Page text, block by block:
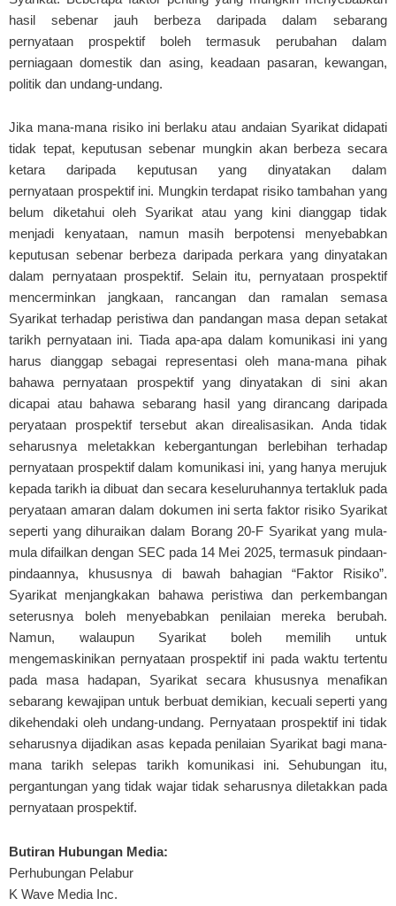
hasil sebenar jauh berbeza daripada dalam sebarang
pernyataan prospektif boleh termasuk perubahan dalam
perniagaan domestik dan asing, keadaan pasaran, kewangan,
politik dan undang-undang.
Jika mana-mana risiko ini berlaku atau andaian Syarikat didapati
tidak tepat, keputusan sebenar mungkin akan berbeza secara
ketara daripada keputusan yang dinyatakan dalam
pernyataan prospektif ini. Mungkin terdapat risiko tambahan yang
belum diketahui oleh Syarikat atau yang kini dianggap tidak
menjadi kenyataan, namun masih berpotensi menyebabkan
keputusan sebenar berbeza daripada perkara yang dinyatakan
dalam pernyataan prospektif. Selain itu, pernyataan prospektif
mencerminkan jangkaan, rancangan dan ramalan semasa
Syarikat terhadap peristiwa dan pandangan masa depan setakat
tarikh pernyataan ini. Tiada apa-apa dalam komunikasi ini yang
harus dianggap sebagai representasi oleh mana-mana pihak
bahawa pernyataan prospektif yang dinyatakan di sini akan
dicapai atau bahawa sebarang hasil yang dirancang daripada
peryataan prospektif tersebut akan direalisasikan. Anda tidak
seharusnya meletakkan kebergantungan berlebihan terhadap
pernyataan prospektif dalam komunikasi ini, yang hanya merujuk
kepada tarikh ia dibuat dan secara keseluruhannya tertakluk pada
peryataan amaran dalam dokumen ini serta faktor risiko Syarikat
seperti yang dihuraikan dalam Borang 20-F Syarikat yang mula-
mula difailkan dengan SEC pada 14 Mei 2025, termasuk pindaan-
pindaannya, khususnya di bawah bahagian “Faktor Risiko”.
Syarikat menjangkakan bahawa peristiwa dan perkembangan
seterusnya boleh menyebabkan penilaian mereka berubah.
Namun, walaupun Syarikat boleh memilih untuk
mengemaskinikan pernyataan prospektif ini pada waktu tertentu
pada masa hadapan, Syarikat secara khususnya menafikan
sebarang kewajipan untuk berbuat demikian, kecuali seperti yang
dikehendaki oleh undang-undang. Pernyataan prospektif ini tidak
seharusnya dijadikan asas kepada penilaian Syarikat bagi mana-
mana tarikh selepas tarikh komunikasi ini. Sehubungan itu,
pergantungan yang tidak wajar tidak seharusnya diletakkan pada
pernyataan prospektif.
Butiran Hubungan Media:
Perhubungan Pelabur
K Wave Media Inc.